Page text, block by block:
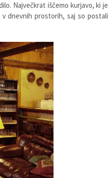
Največkrat iščemo kurjavo, ki je
dnevnih prostorih, saj so postali